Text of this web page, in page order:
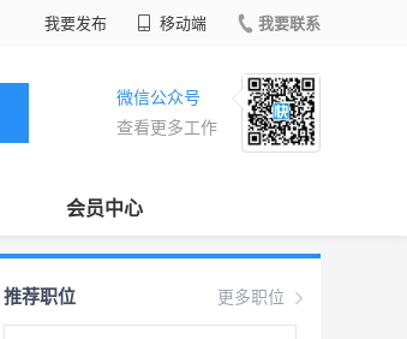
我要发布 移动端 我要联系
微信公众号
查看更多工作
会员中心
更多职位
推荐职位